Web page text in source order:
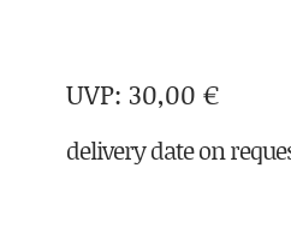
30,00 €
delivery date on